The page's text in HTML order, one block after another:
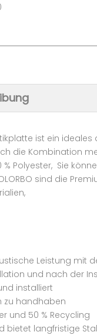
ist ein
die Kombination
Polyester, Sie
sind die
Leistung mit
und nach der
installiert
zu handhaben
und 50 % Recycling
bietet langfristige